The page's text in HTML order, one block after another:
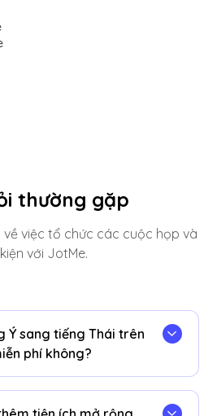
thường gặp
về việc tổ chức các cuộc họp và
với JotMe.
Ý sang tiếng Thái trên
phí không?